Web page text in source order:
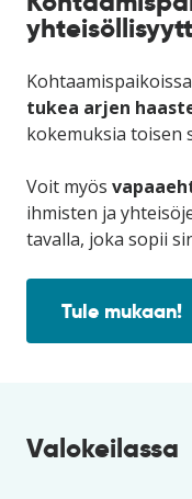
tukea arjen
kokemuksia toisen
Voit myös
ihmisten ja
tavalla, joka sopii
Tule mukaan!
Valokeilassa